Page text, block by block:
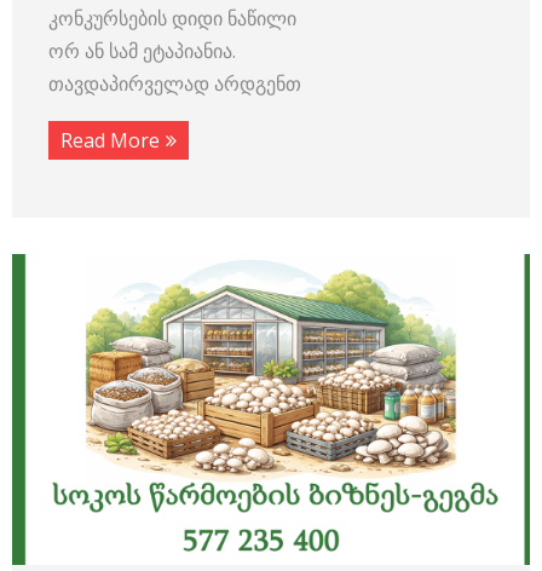
კონკურსების დიდი ნაწილი
ორ ან სამ ეტაპიანია.
თავდაპირველად არდგენთ
Read More